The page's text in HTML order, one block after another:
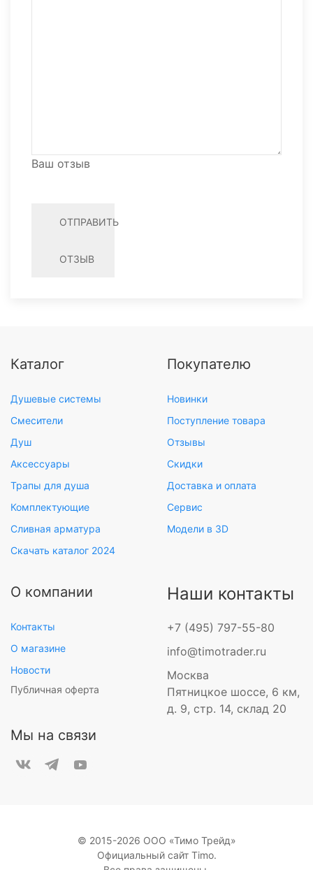
Ваш отзыв
ОТПРАВИТЬ
ОТЗЫВ
Каталог
Душевые системы
Смесители
Душ
Аксессуары
Трапы для душа
Комплектующие
Сливная арматура
Скачать каталог 2024
Покупателю
Новинки
Поступление товара
Отзывы
Скидки
Доставка и оплата
Сервис
Модели в 3D
О компании
Контакты
О магазине
Новости
Публичная оферта
Мы на связи
Наши контакты
+7 (495) 797-55-80
info@timotrader.ru
Москва
Пятницкое шоссе, 6 км,
д. 9, стр. 14, склад 20
© 2015-2026 ООО «Тимо Трейд»
Официальный сайт Timo.